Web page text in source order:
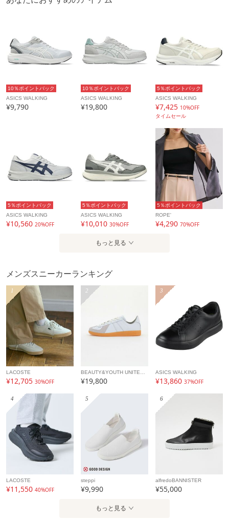
10％ポイントバック
ASICS WALKING
¥9,790
10％ポイントバック
ASICS WALKING
¥19,800
5％ポイントバック
ASICS WALKING
¥7,425 10%OFF
タイムセール
5％ポイントバック
ASICS WALKING
¥10,560 20%OFF
5％ポイントバック
ASICS WALKING
¥10,010 30%OFF
5％ポイントバック
ROPE'
¥4,290 70%OFF
もっと見る
メンズスニーカーランキング
1
LACOSTE
¥12,705 30%OFF
2
BEAUTY&YOUTH UNITED ARROWS
¥19,800
3
ASICS WALKING
¥13,86037%OFF
4
LACOSTE
¥11,550 40%OFF
5
steppi
¥9,990
6
alfredoBANNISTER
¥55,000
もっと見る